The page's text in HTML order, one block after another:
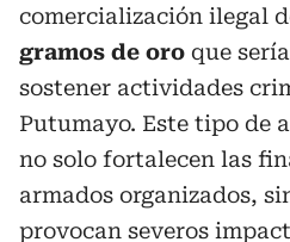
comercialización ilegal
gramos de oro que
sostener actividades
Putumayo. Este tipo de
no solo fortalecen las
armados organizados,
provocan severos